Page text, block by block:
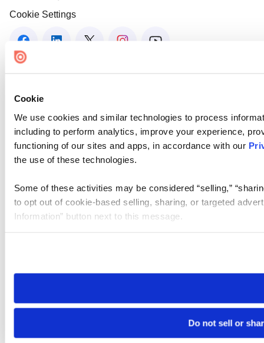
Cookie
We use cookies and similar technologies to process
including to perform analytics, improve your experience,
functioning of our sites and apps, in accordance with our
the use of these technologies.
Some of these activities may be considered “selling,”
to opt out of cookie-based selling, sharing, or targeted
Information” button next to this message.
need to be set again.
Do not sell or
Cookie Settings